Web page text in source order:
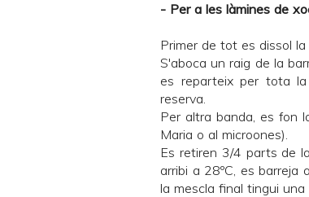
- Per a les làmines de
Primer de tot es dissol
S'aboca un raig de la
es reparteix per tota
reserva.
Per altra banda, es fon
Maria o al microones).
Es retiren 3/4 parts de
arribi a 28ºC, es
la mescla final tingui